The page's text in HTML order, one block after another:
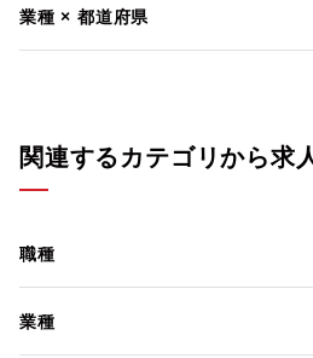
業種 × 都道府県
関連するカテゴリから求
職種
業種